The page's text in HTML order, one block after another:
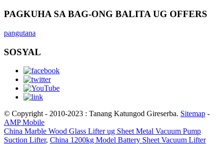
PAGKUHA SA BAG-ONG BALITA UG OFFERS
pangutana
SOSYAL
© Copyright - 2010-2023 : Tanang Katungod Gireserba. Sitemap -
AMP Mobile
China Marble Wood Glass Lifter ug Sheet Metal Vacuum Pump
Suction Lifter, China 1200kg Model Battery Sheet Vacuum Lifter